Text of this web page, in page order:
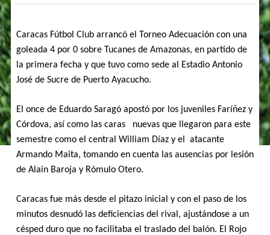
Caracas Fútbol Club arrancó el Torneo Adecuación con una
goleada 4 por 0 sobre Tucanes de Amazonas, en partido de
la primera fecha y que tuvo como sede al Estadio Antonio
José de Sucre de Puerto Ayacucho.
El once de Eduardo Saragó apostó por los juveniles Faríñez y
Córdova, así como las caras nuevas que llegaron para este
semestre como el central William Díaz y el atacante
Armando Maita, tomando en cuenta las ausencias por lesión
de Alain Baroja y Rómulo Otero.
Caracas fue más desde el pitazo inicial y con el paso de los
minutos desnudó las deficiencias del rival, ajustándose a un
césped duro que no facilitaba el traslado del balón. El Rojo